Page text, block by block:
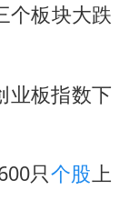
个板块大跌
业板指数下
只个股上